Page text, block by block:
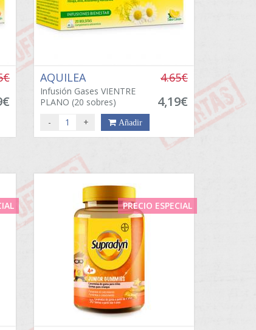
AQUILEA
Infusión Gases VIENTRE
PLANO (20 sobres)
4.65€
4,19€
- + Añadir
PRECIO ESPECIAL